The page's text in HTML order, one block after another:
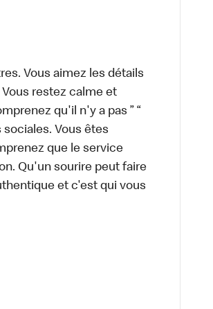
Vous aimez les détails
restez calme et
qu'il n'y a pas ” “
Vous êtes
que le service
Qu'un sourire peut faire
et c'est qui vous